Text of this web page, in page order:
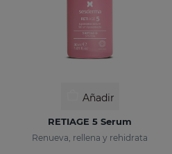
Añadir
RETIAGE 5 Serum
Renueva, rellena y rehidrata